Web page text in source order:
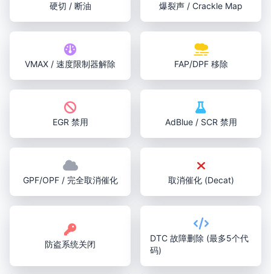
硬切 / 断油 爆裂声 / Crackle Map
VMAX / 速度限制器解除 FAP/DPF 移除
EGR 禁用 AdBlue / SCR 禁用
GPF/OPF / 完全取消催化 取消催化 (Decat)
防盗系统关闭
DTC 故障删除 (最多5个代
码)